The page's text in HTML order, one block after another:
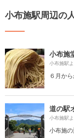
小布施駅周辺の
小布施
小布施駅
６月か
道の駅
小布施駅
小布施